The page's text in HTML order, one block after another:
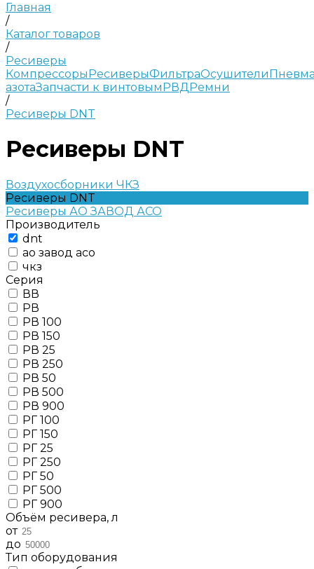
Главная
/
Каталог товаров
/
Ресиверы
КомпрессорыРесиверыФильтраОсушители
азотаЗапчасти к винтовымРВДРемни
/
Ресиверы DNT
Ресиверы DNT
Воздухосборники ЧКЗ
Ресиверы DNT
Ресиверы АО ЗАВОД АСО
Производитель
dnt
ао завод асо
чкз
Серия
ВВ
РВ
РВ 100
РВ 150
РВ 25
РВ 250
РВ 50
РВ 500
РВ 900
РГ 100
РГ 150
РГ 25
РГ 250
РГ 50
РГ 500
РГ 900
Объём ресивера, л
от
до
Тип оборудования